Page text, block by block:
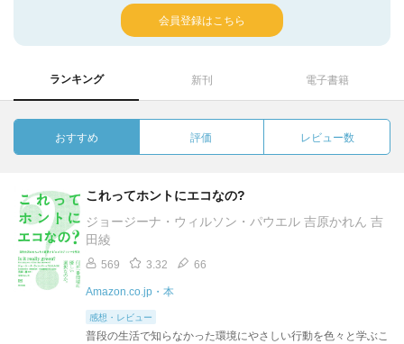
会員登録はこちら
ランキング 新刊 電子書籍
おすすめ 評価 レビュー数
これってホントにエコなの?
ジョージーナ・ウィルソン・パウエル 吉原かれん 吉
田綾
569 3.32 66
Amazon.co.jp・本
感想・レビュー
普段の生活で知らなかった環境にやさしい行動を色々と学ぶこ